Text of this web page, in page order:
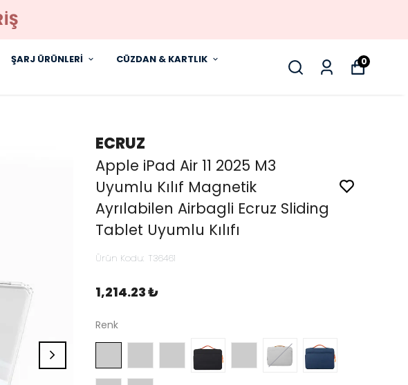
ŞARJ ÜRÜNLERİ
CÜZDAN & KARTLIK
0
ECRUZ
Apple iPad Air 11 2025 M3
Uyumlu Kılıf Magnetik
Ayrılabilen Airbagli Ecruz Sliding
Tablet Uyumlu Kılıfı
Ürün Kodu: T36461
1,214.23 ₺
Renk